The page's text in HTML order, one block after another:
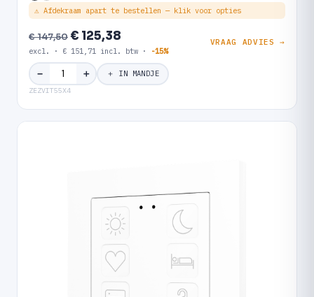
⚠ Afdekraam apart te bestellen — klik voor opties
€ 147,50€ 125,38
excl. · € 151,71 incl. btw · -15%
VRAAG ADVIES →
− ＋ ＋ IN MANDJE
ZEZVIT55X4